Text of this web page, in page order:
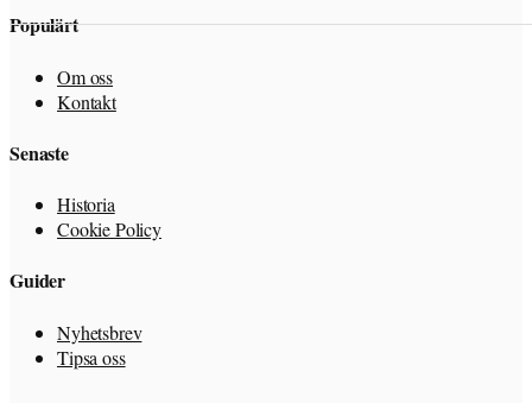
Populärt
Om oss
Kontakt
Senaste
Historia
Cookie Policy
Guider
Nyhetsbrev
Tipsa oss